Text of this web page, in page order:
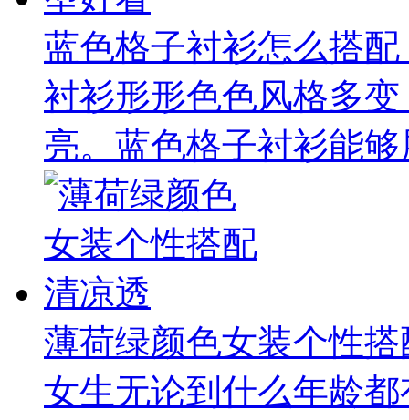
蓝色格子衬衫怎么搭
衬衫形形色色风格多
亮。蓝色格子衬衫能
薄荷绿颜色女装个性
女生无论到什么年龄